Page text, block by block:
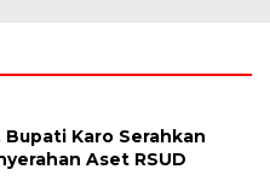
Bupati Karo Serahkan
Aset RSUD